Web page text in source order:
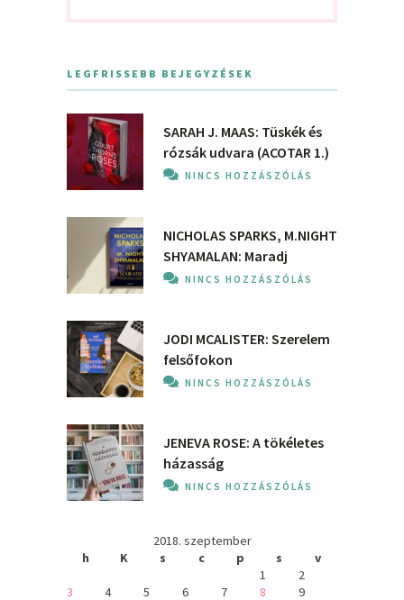
LEGFRISSEBB BEJEGYZÉSEK
SARAH J. MAAS: Tüskék és
rózsák udvara (ACOTAR 1.)
NINCS HOZZÁSZÓLÁS
NICHOLAS SPARKS, M.NIGHT
SHYAMALAN: Maradj
NINCS HOZZÁSZÓLÁS
JODI MCALISTER: Szerelem
felsőfokon
NINCS HOZZÁSZÓLÁS
JENEVA ROSE: A ​tökéletes
házasság
NINCS HOZZÁSZÓLÁS
2018. szeptember
h
K s c p s
v
1
2
3
4 5 6 7 8
9